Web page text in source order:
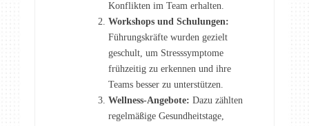
Konflikten im Team erhalten.
Workshops und Schulungen:
Führungskräfte wurden gezielt
geschult, um Stresssymptome
frühzeitig zu erkennen und ihre
Teams besser zu unterstützen.
Wellness-Angebote: Dazu zählten
regelmäßige Gesundheitstage,